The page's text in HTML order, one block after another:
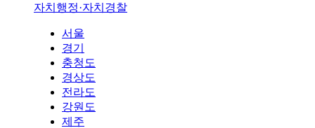
자치행정·자치경찰
서울
경기
충청도
경상도
전라도
강원도
제주